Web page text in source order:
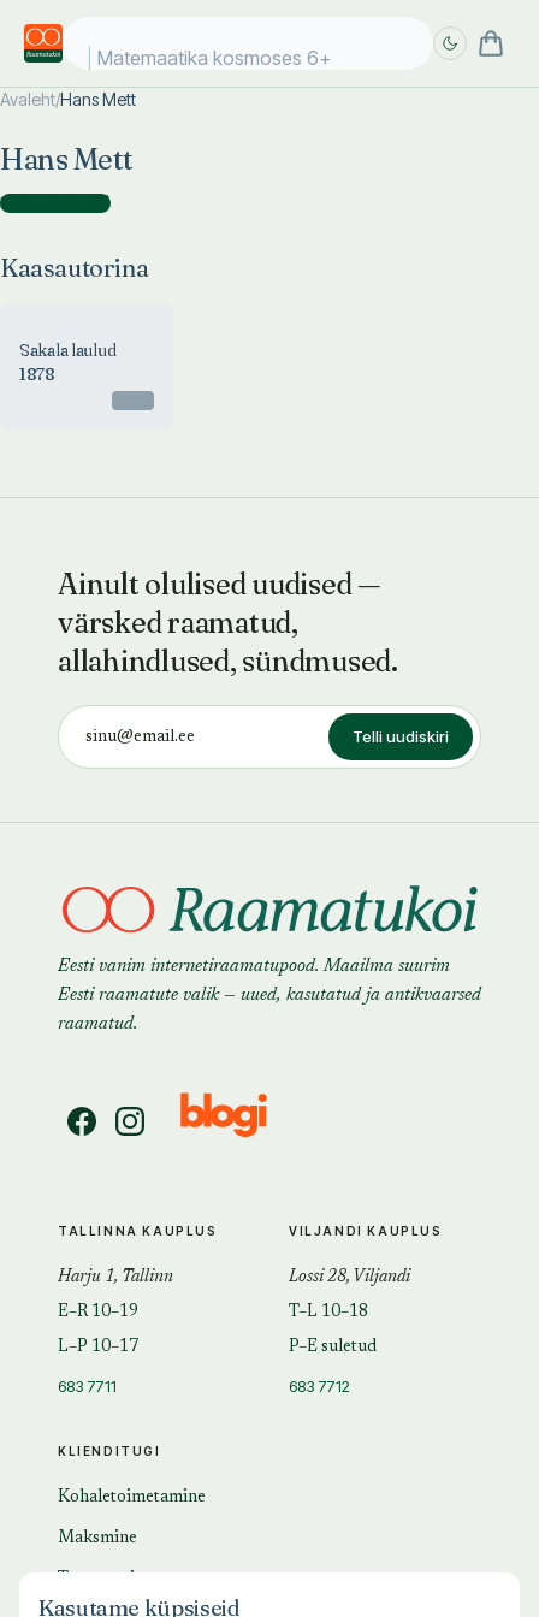
Matemaatika kosmoses 6+
Avaleht/Hans Mett
Hans Mett
Kaasautorina )
Kaasautorina
Sakala laulud
1878
Ainult olulised uudised —
värsked raamatud,
allahindlused, sündmused.
Telli uudiskiri
Eesti vanim internetiraamatupood. Maailma suurim
Eesti raamatute valik — uued, kasutatud ja antikvaarsed
raamatud.
KLIENDITUGI
Kohaletoimetamine
Maksmine
TALLINNA KAUPLUS
Harju 1, Tallinn
E–R 10–19
L–P 10–17
683 7711
VILJANDI KAUPLUS
Lossi 28, Viljandi
T–L 10–18
P–E suletud
683 7712
Kasutame küpsiseid